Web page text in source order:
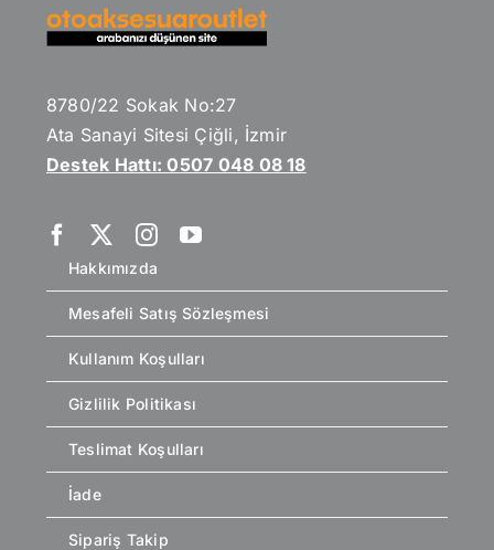
8780/22 Sokak No:27
Ata Sanayi Sitesi Çiğli, İzmir
Destek Hattı: 0507 048 08 18
Hakkımızda
Mesafeli Satış Sözleşmesi
Kullanım Koşulları
Gizlilik Politikası
Teslimat Koşulları
İade
Sipariş Takip